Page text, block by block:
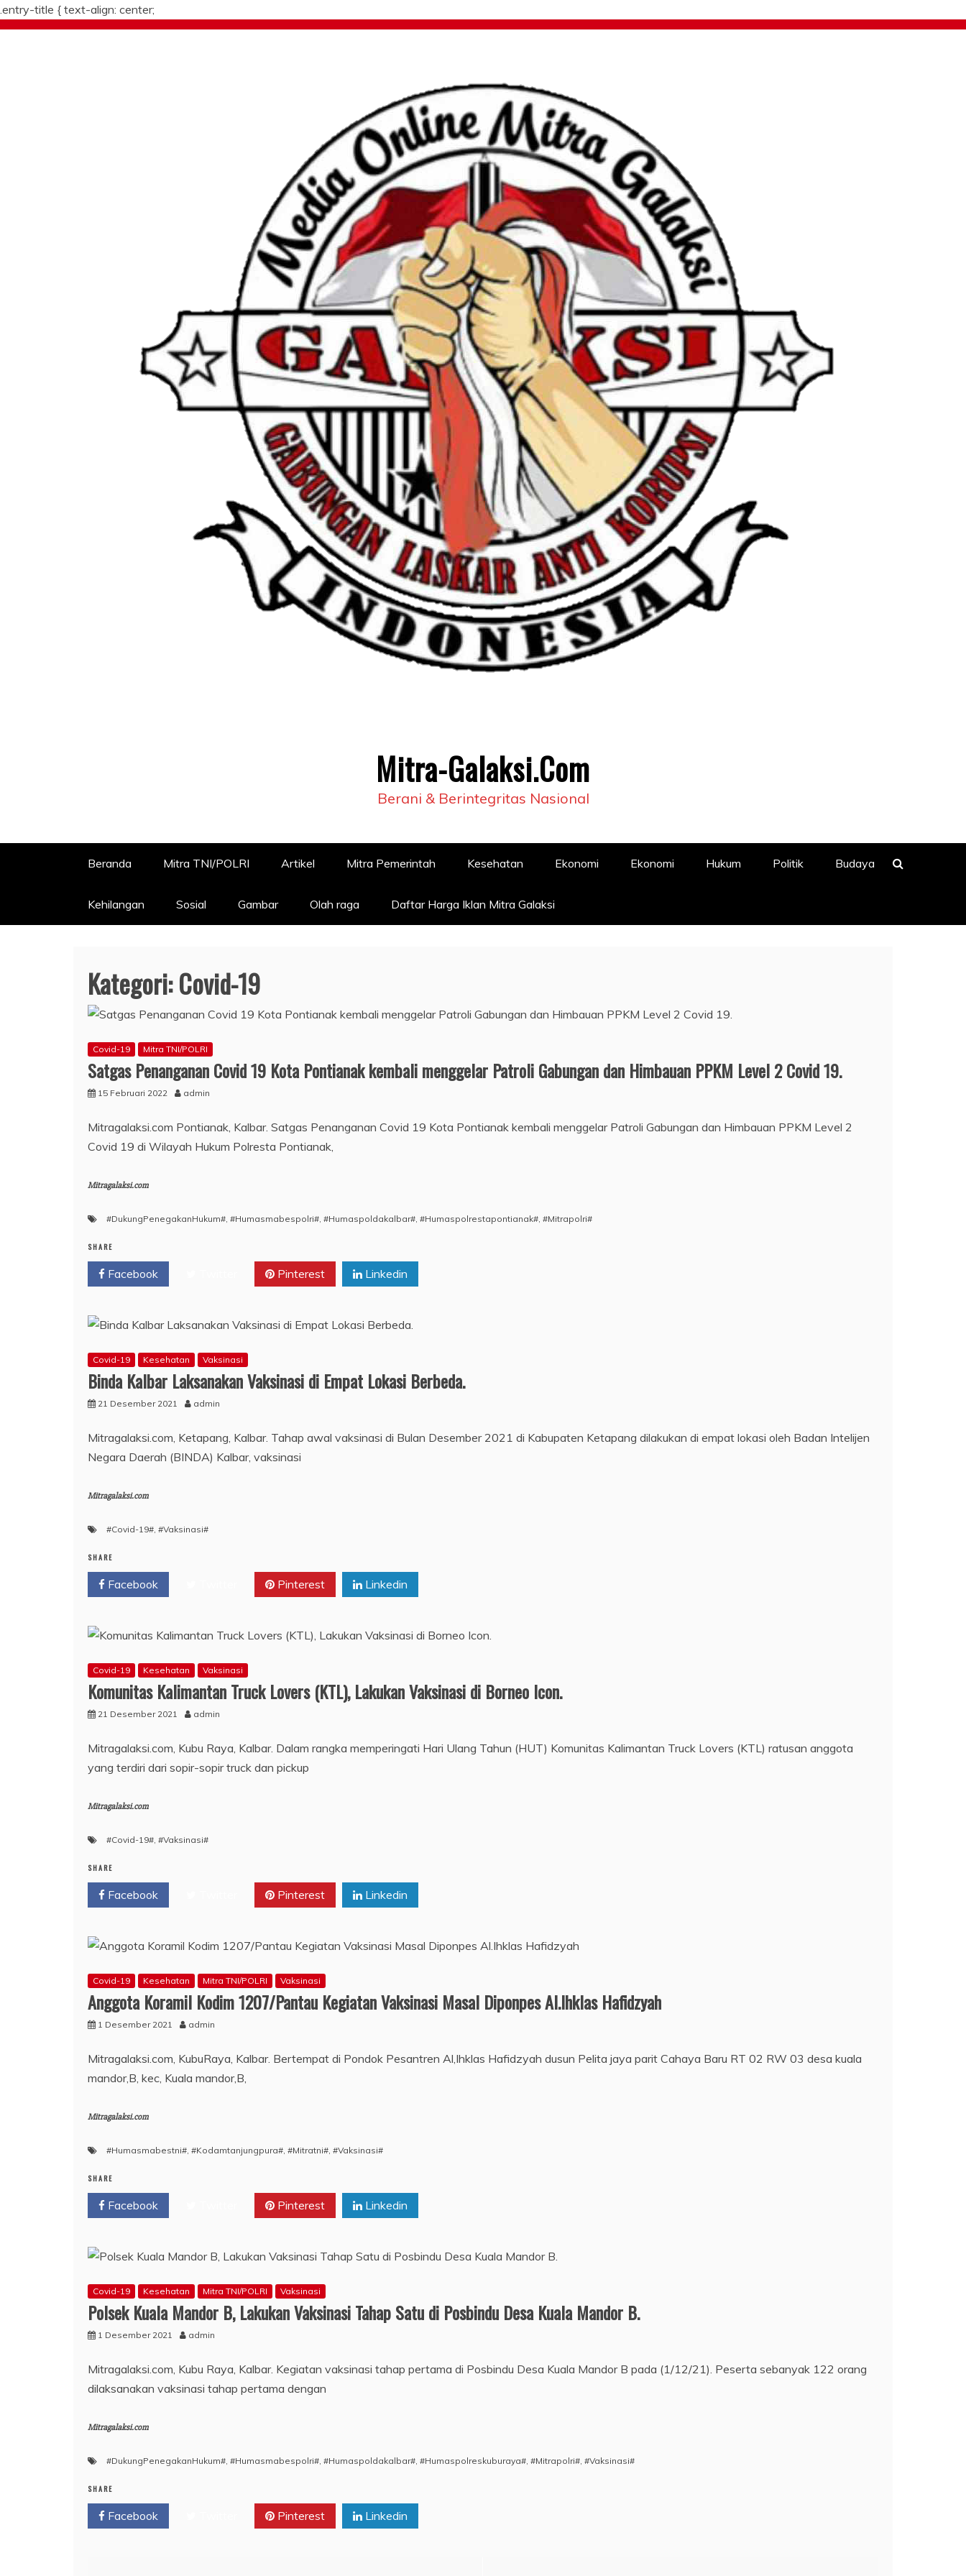
.entry-title { text-align: center;
Skip
Mitra-Galaksi.Com
Berani & Berintegritas Nasional
Beranda Mitra TNI/POLRI Artikel Mitra Pemerintah Kesehatan Ekonomi Ekonomi Hukum Politik Budaya
Kehilangan Sosial Gambar Olah raga Daftar Harga Iklan Mitra Galaksi
Kategori:Covid-19
Covid-19 Mitra TNI/POLRI
Satgas Penanganan Covid 19 Kota Pontianak kembali menggelar Patroli Gabungan dan Himbauan PPKM Level 2 Covid 19.
15 Februari 2022 admin
Mitragalaksi.com Pontianak, Kalbar. Satgas Penanganan Covid 19 Kota Pontianak kembali menggelar Patroli Gabungan dan Himbauan PPKM Level 2
Covid 19 di Wilayah Hukum Polresta Pontianak,
Mitragalaksi.com
#DukungPenegakanHukum#, #Humasmabespolri#, #Humaspoldakalbar#, #Humaspolrestapontianak#, #Mitrapolri#
SHARE
Facebook Pinterest Linkedin
Covid-19 Kesehatan Vaksinasi
Binda Kalbar Laksanakan Vaksinasi di Empat Lokasi Berbeda.
21 Desember 2021 admin
Mitragalaksi.com, Ketapang, Kalbar. Tahap awal vaksinasi di Bulan Desember 2021 di Kabupaten Ketapang dilakukan di empat lokasi oleh Badan Intelijen
Negara Daerah (BINDA) Kalbar, vaksinasi
Mitragalaksi.com
#Covid-19#, #Vaksinasi#
SHARE
Facebook Pinterest Linkedin
Covid-19 Kesehatan Vaksinasi
Komunitas Kalimantan Truck Lovers (KTL), Lakukan Vaksinasi di Borneo Icon.
21 Desember 2021 admin
Mitragalaksi.com, Kubu Raya, Kalbar. Dalam rangka memperingati Hari Ulang Tahun (HUT) Komunitas Kalimantan Truck Lovers (KTL) ratusan anggota
yang terdiri dari sopir-sopir truck dan pickup
Mitragalaksi.com
#Covid-19#, #Vaksinasi#
SHARE
Facebook Pinterest Linkedin
Covid-19 Kesehatan Mitra TNI/POLRI Vaksinasi
Anggota Koramil Kodim 1207/Pantau Kegiatan Vaksinasi Masal Diponpes Al.Ihklas Hafidzyah
1 Desember 2021 admin
Mitragalaksi.com, KubuRaya, Kalbar. Bertempat di Pondok Pesantren Al,Ihklas Hafidzyah dusun Pelita jaya parit Cahaya Baru RT 02 RW 03 desa kuala
mandor,B, kec, Kuala mandor,B,
Mitragalaksi.com
#Humasmabestni#, #Kodamtanjungpura#, #Mitratni#, #Vaksinasi#
SHARE
Facebook Pinterest Linkedin
Covid-19 Kesehatan Mitra TNI/POLRI Vaksinasi
Polsek Kuala Mandor B, Lakukan Vaksinasi Tahap Satu di Posbindu Desa Kuala Mandor B.
1 Desember 2021 admin
Mitragalaksi.com, Kubu Raya, Kalbar. Kegiatan vaksinasi tahap pertama di Posbindu Desa Kuala Mandor B pada (1/12/21). Peserta sebanyak 122 orang
dilaksanakan vaksinasi tahap pertama dengan
Mitragalaksi.com
#DukungPenegakanHukum#, #Humasmabespolri#, #Humaspoldakalbar#, #Humaspolreskuburaya#, #Mitrapolri#, #Vaksinasi#
SHARE
Facebook Pinterest Linkedin